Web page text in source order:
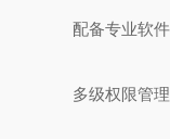
配备专业软
多级权限管